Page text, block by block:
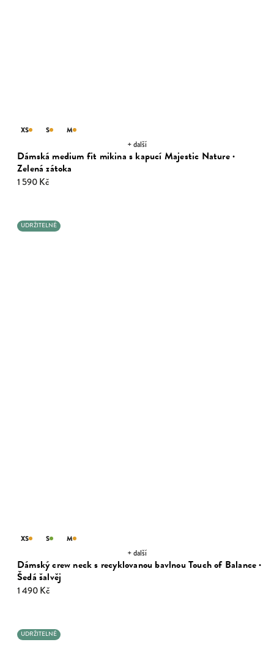
Dámská medium fit mikina s kapucí Majestic Nature ·
Zelená zátoka
1 590 Kč
XS S M
+ další
UDRŽITELNÉ
Dámský crew neck s recyklovanou bavlnou Touch of Balance ·
Šedá šalvěj
1 490 Kč
XS S M
+ další
UDRŽITELNÉ